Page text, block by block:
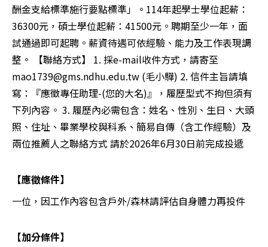
酬金支給標準施行要點標準」。114年起學士學位起薪：
36300元，碩士學位起薪：41500元。聘期至少一年，面
試通過即可起聘。薪資待遇可依經驗、能力及工作表現調
整。 【聯絡方式】 1. 採e-mail收件方式，請寄至
mao1739@gms.ndhu.edu.tw (毛小驊) 2. 信件主旨請填
寫：『應徵專任助理-(您的大名)』，履歷型式不拘但須有
下列內容。 3. 履歷內必需包含：姓名、性別、生日、大頭
照、住址、畢業學校與科系、簡易自傳（含工作經驗）及
兩位推薦人之聯絡方式 請於2026年6月30日前完成投遞
【應徵條件】
一位，因工作內容包含戶外/森林請評估自身體力再投件
【加分條件】